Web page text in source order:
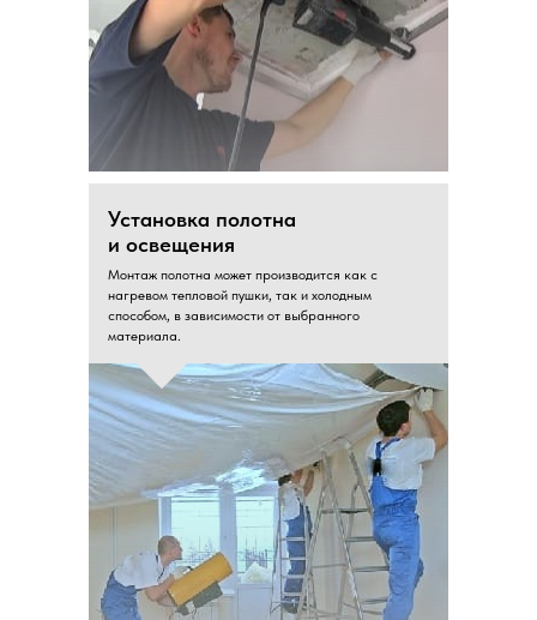
Монтаж полотна может производится как с
нагревом тепловой пушки, так и холодным
способом, в зависимости от выбранного
материала.
Установка полотна
и освещения